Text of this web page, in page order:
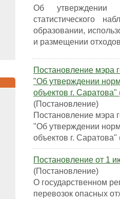
Об утверждении
статистического
образовании,
и размещении
Постановление мэра
"Об утверждении
объектов г.
(Постановление)
Постановление мэра
"Об утверждении
объектов г.
Постановление от 1
(Постановление)
О государственном
перевозок опасных